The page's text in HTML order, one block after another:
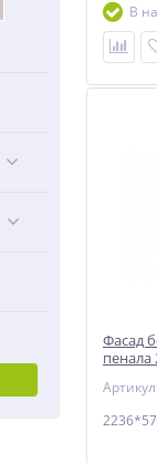
В
Фасад
пенала